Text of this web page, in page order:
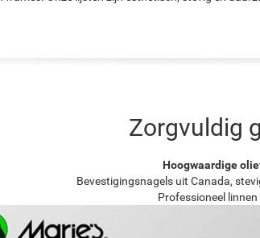
Zorgvuldig
Hoogwaardige
Bevestigingsnagels uit Canada,
Professioneel